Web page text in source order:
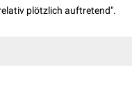
plötzlich auftretend".
zwischen